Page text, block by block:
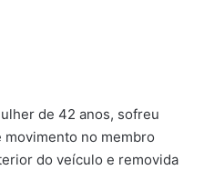
de 42 anos, sofreu
no membro
do veículo e removida